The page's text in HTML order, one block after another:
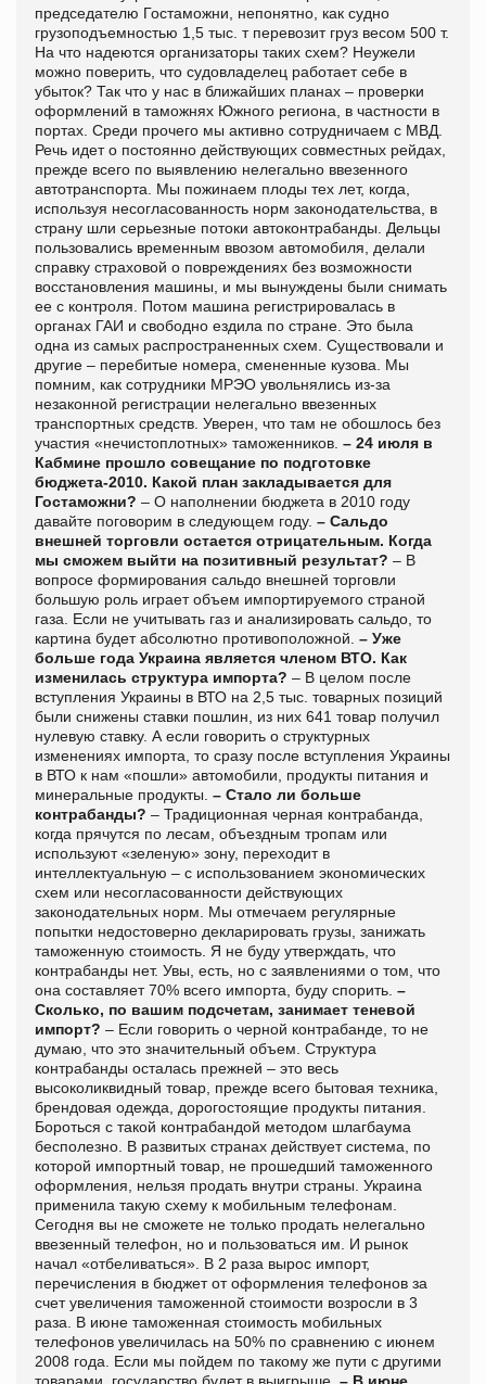
председателю Гостаможни, непонятно, как судно
грузоподъемностью 1,5 тыс. т перевозит груз весом 500 т.
На что надеются организаторы таких схем? Неужели
можно поверить, что судовладелец работает себе в
убыток? Так что у нас в ближайших планах – проверки
оформлений в таможнях Южного региона, в частности в
портах. Среди прочего мы активно сотрудничаем с МВД.
Речь идет о постоянно действующих совместных рейдах,
прежде всего по выявлению нелегально ввезенного
автотранспорта. Мы пожинаем плоды тех лет, когда,
используя несогласованность норм законодательства, в
страну шли серьезные потоки автоконтрабанды. Дельцы
пользовались временным ввозом автомобиля, делали
справку страховой о повреждениях без возможности
восстановления машины, и мы вынуждены были снимать
ее с контроля. Потом машина регистрировалась в
органах ГАИ и свободно ездила по стране. Это была
одна из самых распространенных схем. Существовали и
другие – перебитые номера, смененные кузова. Мы
помним, как сотрудники МРЭО увольнялись из-за
незаконной регистрации нелегально ввезенных
транспортных средств. Уверен, что там не обошлось без
участия «нечистоплотных» таможенников. – 24 июля в
Кабмине прошло совещание по подготовке
бюджета-2010. Какой план закладывается для
Гостаможни? – О наполнении бюджета в 2010 году
давайте поговорим в следующем году. – Сальдо
внешней торговли остается отрицательным. Когда
мы сможем выйти на позитивный результат? – В
вопросе формирования сальдо внешней торговли
большую роль играет объем импортируемого страной
газа. Если не учитывать газ и анализировать сальдо, то
картина будет абсолютно противоположной. – Уже
больше года Украина является членом ВТО. Как
изменилась структура импорта? – В целом после
вступления Украины в ВТО на 2,5 тыс. товарных позиций
были снижены ставки пошлин, из них 641 товар получил
нулевую ставку. А если говорить о структурных
изменениях импорта, то сразу после вступления Украины
в ВТО к нам «пошли» автомобили, продукты питания и
минеральные продукты. – Стало ли больше
контрабанды? – Традиционная черная контрабанда,
когда прячутся по лесам, объездным тропам или
используют «зеленую» зону, переходит в
интеллектуальную – с использованием экономических
схем или несогласованности действующих
законодательных норм. Мы отмечаем регулярные
попытки недостоверно декларировать грузы, занижать
таможенную стоимость. Я не буду утверждать, что
контрабанды нет. Увы, есть, но с заявлениями о том, что
она составляет 70% всего импорта, буду спорить. –
Сколько, по вашим подсчетам, занимает теневой
импорт? – Если говорить о черной контрабанде, то не
думаю, что это значительный объем. Структура
контрабанды осталась прежней – это весь
высоколиквидный товар, прежде всего бытовая техника,
брендовая одежда, дорогостоящие продукты питания.
Бороться с такой контрабандой методом шлагбаума
бесполезно. В развитых странах действует система, по
которой импортный товар, не прошедший таможенного
оформления, нельзя продать внутри страны. Украина
применила такую схему к мобильным телефонам.
Сегодня вы не сможете не только продать нелегально
ввезенный телефон, но и пользоваться им. И рынок
начал «отбеливаться». В 2 раза вырос импорт,
перечисления в бюджет от оформления телефонов за
счет увеличения таможенной стоимости возросли в 3
раза. В июне таможенная стоимость мобильных
телефонов увеличилась на 50% по сравнению с июнем
2008 года. Если мы пойдем по такому же пути с другими
товарами, государство будет в выигрыше. – В июне